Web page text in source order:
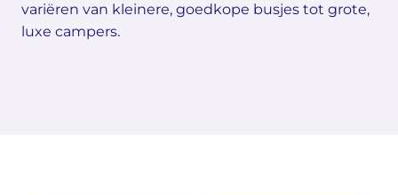
variëren van kleinere, goedkope busjes tot grote,
luxe campers.